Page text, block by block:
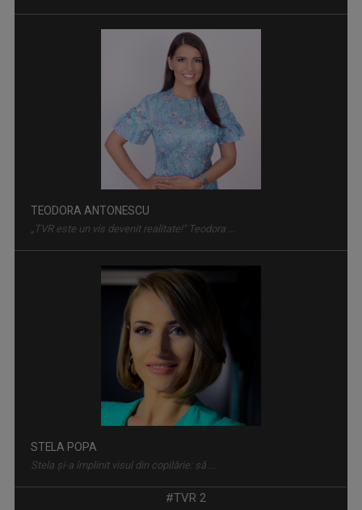
DRAG DE ROMÂNIA MEA!
Paul Surugiu-Fuego prezintă un show ...
REȚEAUA DE IDOLI
O emisiune dedicată tuturor celor dornici să ...
KALIMERA
TEODORA ANTONESCU
„TVR este un vis devenit realitate!" Teodora ...
STELA POPA
Stela și-a împlinit visul din copilărie: să ...
#TVR 2